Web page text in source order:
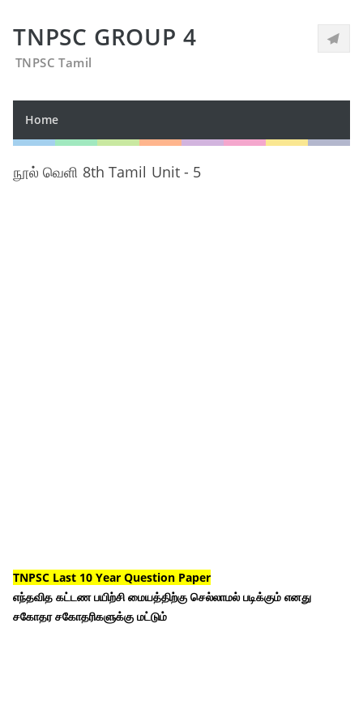
TNPSC GROUP 4
TNPSC Tamil
Home
நூல் வெளி 8th Tamil Unit - 5
TNPSC Last 10 Year Question Paper
எந்தவித கட்டண பயிற்சி மையத்திற்கு செல்லாமல் படிக்கும் எனது
சகோதர சகோதரிகளுக்கு மட்டும்